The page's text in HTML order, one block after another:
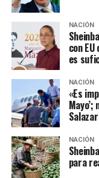
SIGUIENTE
«Alito» Moreno,
de la historia de
NO TE PIERDAS
*Sorteo Mayor de
la Torre
NACIÓN
con
es
NACIÓN
«Es
Salazar
NACIÓN
para